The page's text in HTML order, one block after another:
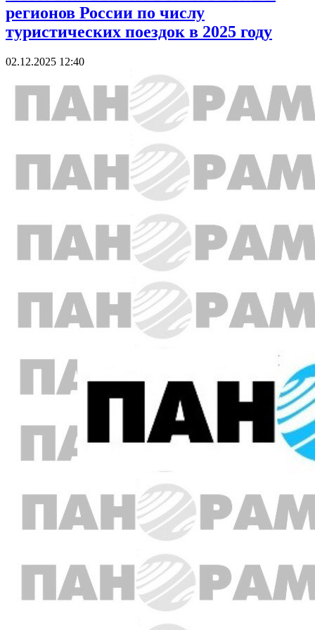
регионов России по числу
туристических поездок в 2025 году
02.12.2025 12:40